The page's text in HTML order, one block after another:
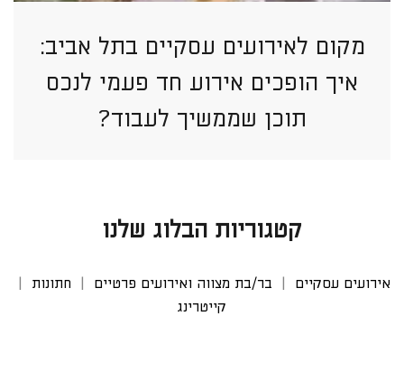
מקום לאירועים עסקיים בתל אביב:
איך הופכים אירוע חד פעמי לנכס
תוכן שממשיך לעבוד?
קטגוריות הבלוג שלנו
אירועים עסקיים בר/בת מצווה ואירועים פרטיים
חתונות
קייטרינג